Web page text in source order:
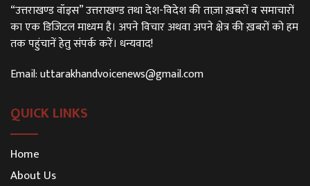
“उत्तराखण्ड वॉइस” उत्तराखण्ड तथा देश-विदेश की ताज़ा ख़बरों व समाचारों
का एक डिजिटल माध्यम है। अपने विचार अथवा अपने क्षेत्र की ख़बरों को हम
तक पहुंचानें हेतु संपर्क करें। धन्यवाद!
Email:uttarakhandvoicenews@gmail.com
QUICK LINKS
Home
About Us